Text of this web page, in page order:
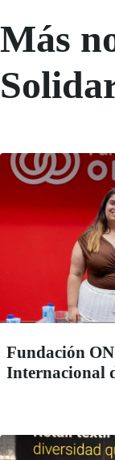
Más
Fundación
Internacional